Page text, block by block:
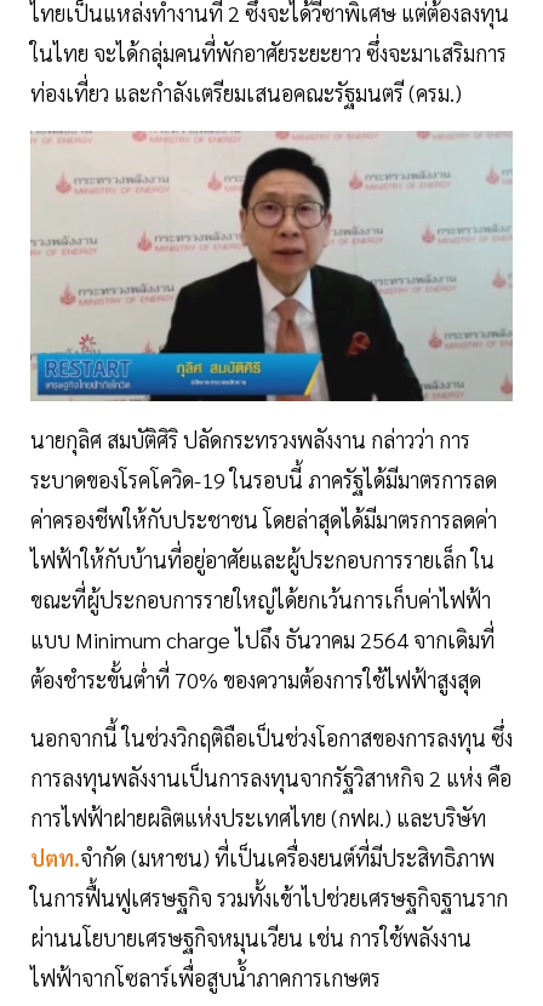
ไทยเป็นแหล่งทำงานที่ 2 ซึ่งจะได้วีซาพิเศษ แต่ต้องลงทุน
ในไทย จะได้กลุ่มคนที่พักอาศัยระยะยาว ซึ่งจะมาเสริมการ
ท่องเที่ยว และกำลังเตรียมเสนอคณะรัฐมนตรี (ครม.)
นายกุลิศ สมบัติศิริ ปลัดกระทรวงพลังงาน กล่าวว่า การ
ระบาดของโรคโควิด-19 ในรอบนี้ ภาครัฐได้มีมาตรการลด
ค่าครองชีพให้กับประชาชน โดยล่าสุดได้มีมาตรการลดค่า
ไฟฟ้าให้กับบ้านที่อยู่อาศัยและผู้ประกอบการรายเล็ก ใน
ขณะที่ผู้ประกอบการรายใหญ่ได้ยกเว้นการเก็บค่าไฟฟ้า
แบบ Minimum charge ไปถึง ธันวาคม 2564 จากเดิมที่
ต้องชำระขั้นต่ำที่ 70% ของความต้องการใช้ไฟฟ้าสูงสุด
นอกจากนี้ ในช่วงวิกฤติถือเป็นช่วงโอกาสของการลงทุน ซึ่ง
การลงทุนพลังงานเป็นการลงทุนจากรัฐวิสาหกิจ 2 แห่ง คือ
การไฟฟ้าฝายผลิตแห่งประเทศไทย (กฟผ.) และบริษัท
ปตท.จำกัด (มหาชน) ที่เป็นเครื่องยนต์ที่มีประสิทธิภาพ
ในการฟื้นฟูเศรษฐกิจ รวมทั้งเข้าไปช่วยเศรษฐกิจฐานราก
ผ่านนโยบายเศรษฐกิจหมุนเวียน เช่น การใช้พลังงาน
ไฟฟ้าจากโซลาร์เพื่อสูบน้ำภาคการเกษตร